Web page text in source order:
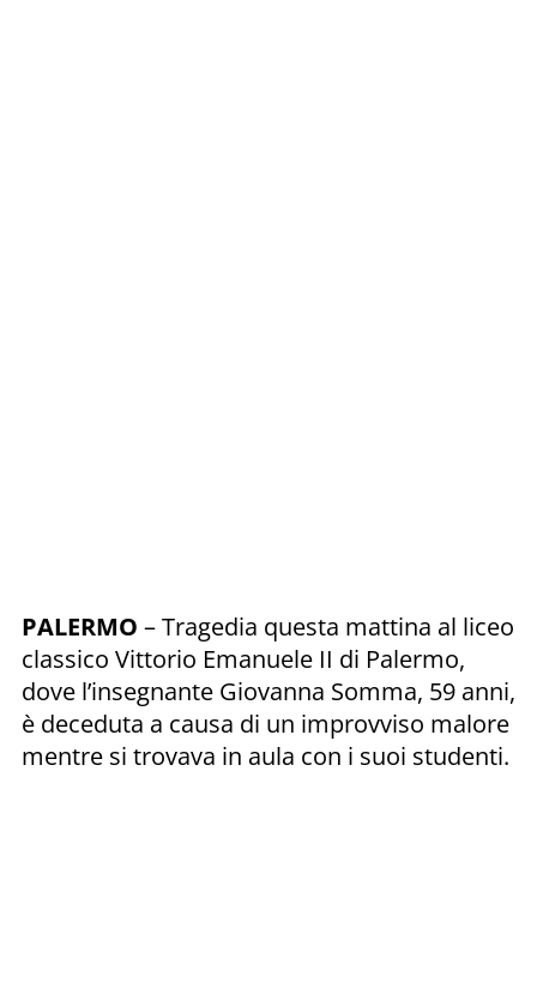
PALERMO – Tragedia questa mattina al liceo
classico Vittorio Emanuele II di Palermo,
dove l’insegnante Giovanna Somma, 59 anni,
è deceduta a causa di un improvviso malore
mentre si trovava in aula con i suoi studenti.